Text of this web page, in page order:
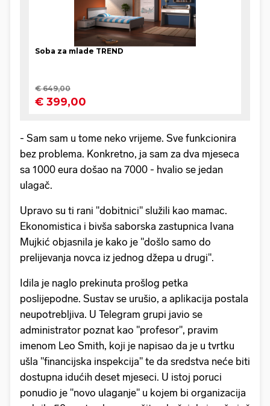
- Sam sam u tome neko vrijeme. Sve funkcionira
bez problema. Konkretno, ja sam za dva mjeseca
sa 1000 eura došao na 7000 - hvalio se jedan
ulagač.
Upravo su ti rani "dobitnici" služili kao mamac.
Ekonomistica i bivša saborska zastupnica Ivana
Mujkić objasnila je kako je "došlo samo do
prelijevanja novca iz jednog džepa u drugi".
Idila je naglo prekinuta prošlog petka
poslijepodne. Sustav se urušio, a aplikacija postala
neupotrebljiva. U Telegram grupi javio se
administrator poznat kao "profesor", pravim
imenom Leo Smith, koji je napisao da je u tvrtku
ušla "financijska inspekcija" te da sredstva neće biti
dostupna idućih deset mjeseci. U istoj poruci
ponudio je "novo ulaganje" u kojem bi organizacija